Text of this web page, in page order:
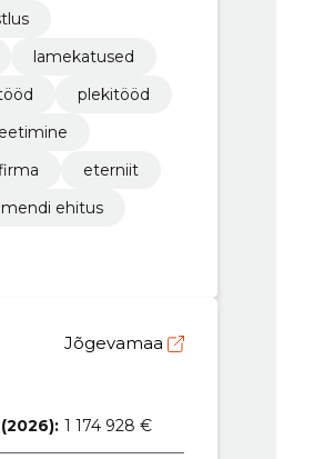
lamekatused
plekitööd
eterniit
ehitus
Jõgevamaa
1 174 928 €